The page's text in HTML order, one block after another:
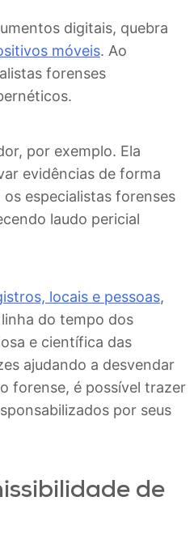
digitais, quebra
móveis. Ao
forenses
por exemplo. Ela
evidências de forma
os especialistas forenses
laudo pericial
locais e pessoas,
do tempo dos
e científica das
ajudando a desvendar
forense, é possível trazer
por seus
de